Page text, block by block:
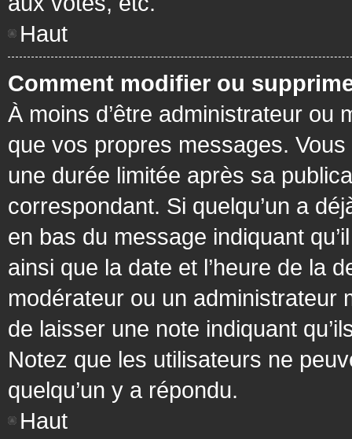
Haut
Comment modifier ou
À moins d’être administrateur ou
que vos propres messages.
une durée limitée après sa
correspondant. Si quelqu’un a
en bas du message indiquant
ainsi que la date et l’heure de la
modérateur ou un administrateur
de laisser une note indiquant
Notez que les utilisateurs ne
quelqu’un y a répondu.
Haut